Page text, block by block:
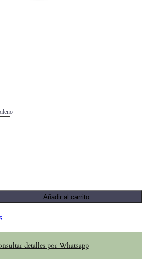
Añadir al carrito
detalles por Whatsapp